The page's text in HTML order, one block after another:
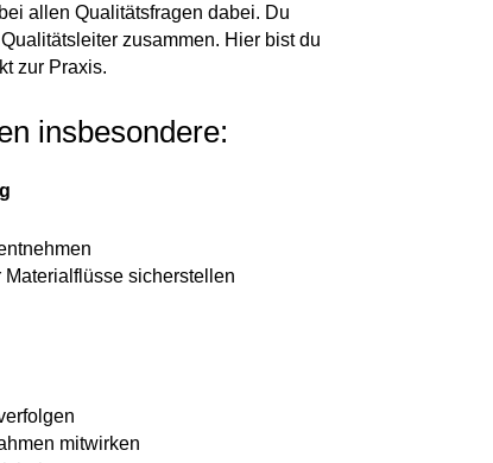
allen Qualitätsfragen dabei. Du
zusammen. Hier bist du
zur Praxis.
insbesondere:
sicherstellen
mitwirken